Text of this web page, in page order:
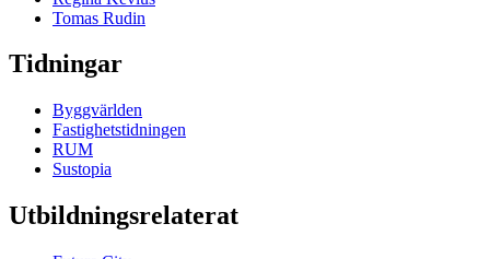
Tomas Rudin
Tidningar
Byggvärlden
Fastighetstidningen
RUM
Sustopia
Utbildningsrelaterat